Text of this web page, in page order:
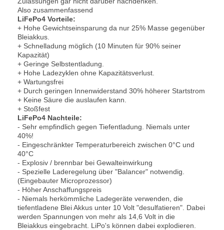
Also zusammenfassend
LiFePo4 Vorteile:
+ Hohe Gewichtseinsparung da nur 25% Masse gegenüber
Bleiakkus.
+ Schnelladung möglich (10 Minuten für 90% seiner
Kapazität)
+ Geringe Selbstentladung.
+ Hohe Ladezyklen ohne Kapazitätsverlust.
+ Wartungsfrei
+ Durch geringen Innenwiderstand 30% höherer Startstrom
+ Keine Säure die auslaufen kann.
+ Stoßfest
LiFePo4 Nachteile:
- Sehr empfindlich gegen Tiefentladung. Niemals unter
40%!
- Eingeschränkter Temperaturbereich zwischen 0°C und
40°C
- Explosiv / brennbar bei Gewalteinwirkung
- Spezielle Laderegelung über "Balancer" notwendig.
(Eingebauter Microprozessor)
- Höher Anschaffungspreis
- Niemals herkömmliche Ladegeräte verwenden, die
tiefentladene Blei Akkus unter 10 Volt "desulfatieren". Dabei
werden Spannungen von mehr als 14,6 Volt in die
Bleiakkus eingebracht. LiPo's können dabei explodieren.